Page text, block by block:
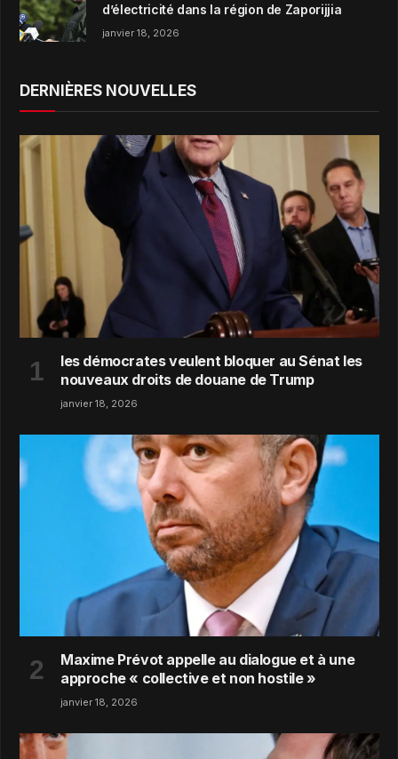
d’électricité dans la région de Zaporijjia
janvier 18, 2026
DERNIÈRES NOUVELLES
les démocrates veulent bloquer au Sénat les
nouveaux droits de douane de Trump
janvier 18, 2026
Maxime Prévot appelle au dialogue et à une
approche « collective et non hostile »
janvier 18, 2026